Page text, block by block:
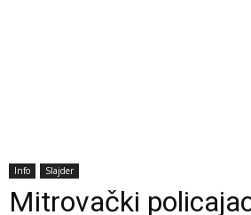
Info Slajder
Mitrovački